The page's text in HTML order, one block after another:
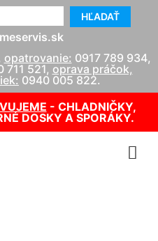
HĽADAŤ
opatrovanie: 0917 789 934,
711 521, oprava práčok,
0940 005 822.
- CHLADNIČKY,
DOSKY A SPORÁKY.